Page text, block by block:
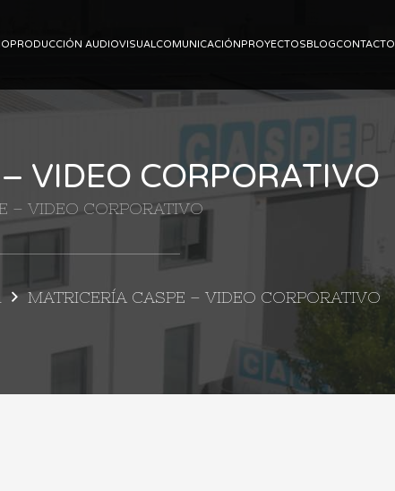
PRODUCCIÓN AUDIOVISUALCOMUNICACIÓNPROYECTOSBLOGCONTACTO
VIDEO CORPORATIVO
– VIDEO CORPORATIVO
MATRICERÍA CASPE – VIDEO CORPORATIVO